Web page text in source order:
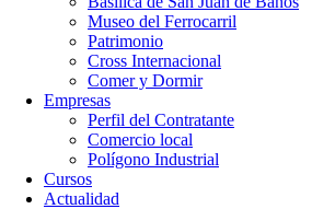
Museo del Ferrocarril
Patrimonio
Cross Internacional
Comer y Dormir
Empresas
Perfil del Contratante
Comercio local
Polígono Industrial
Cursos
Actualidad